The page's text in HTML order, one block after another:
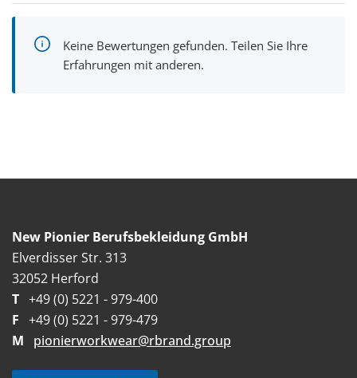
Keine Bewertungen gefunden. Teilen Sie Ihre
Erfahrungen mit anderen.
New Pionier Berufsbekleidung GmbH
Elverdisser Str. 313
32052 Herford
T +49 (0) 5221 - 979-400
F +49 (0) 5221 - 979-479
M
pionierworkwear@rbrand.group